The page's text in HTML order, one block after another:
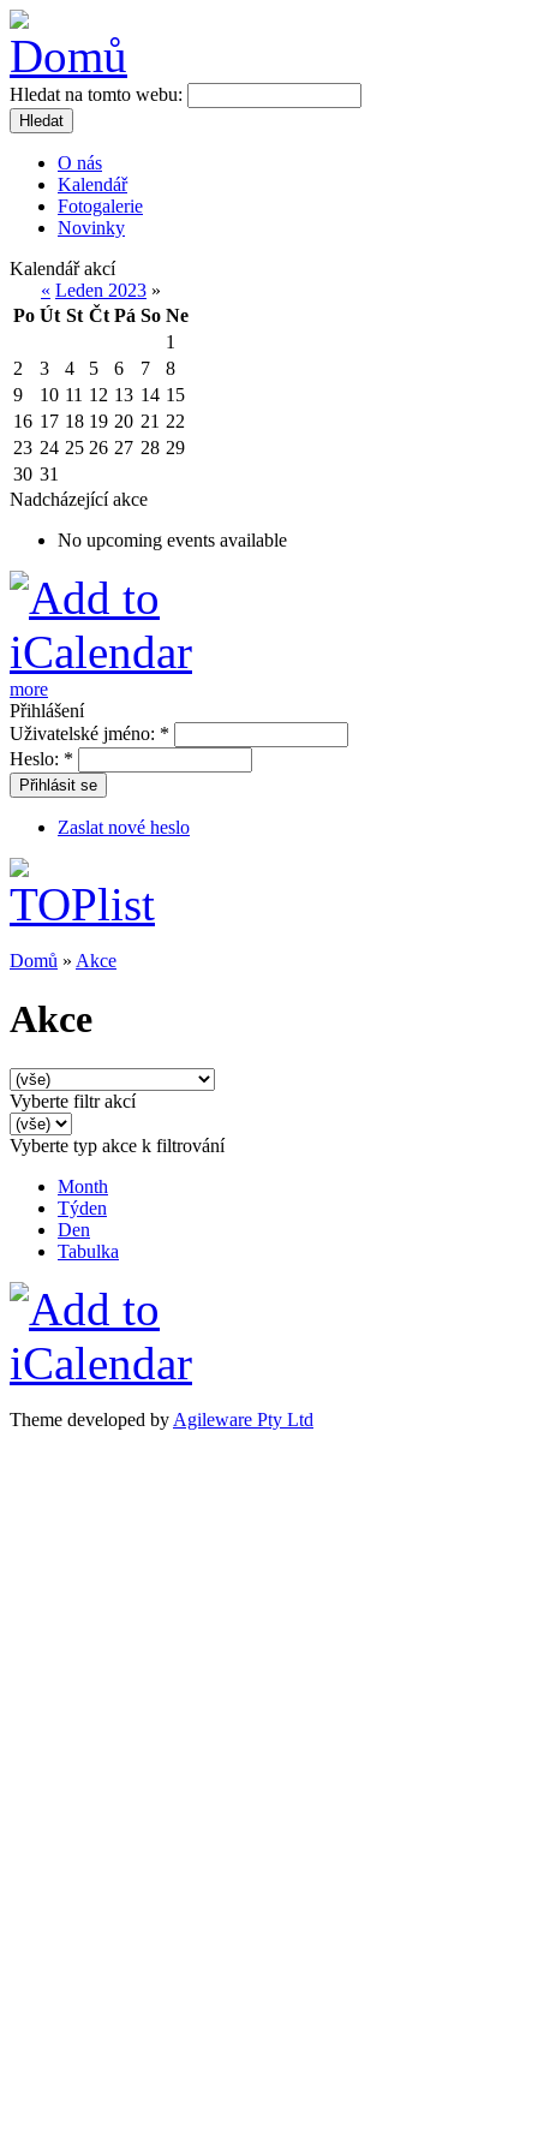
Hledat na tomto webu:
Hledat
O nás
Kalendář
Fotogalerie
Novinky
Kalendář akcí
« Leden 2023 »
Po Út St Čt Pá So Ne
1
2
3 4 5 6 7
8
9
10 11 12 13 14 15
16 17 18 19 20 21 22
23 24 25 26 27 28 29
30 31
Nadcházející akce
No upcoming events available
more
Přihlášení
Uživatelské jméno: *
Heslo: *
Přihlásit se
Zaslat nové heslo
Domů » Akce
Akce
Vyberte filtr akcí
Vyberte typ akce k filtrování
Month
Týden
Den
Tabulka
Theme developed by Agileware Pty Ltd